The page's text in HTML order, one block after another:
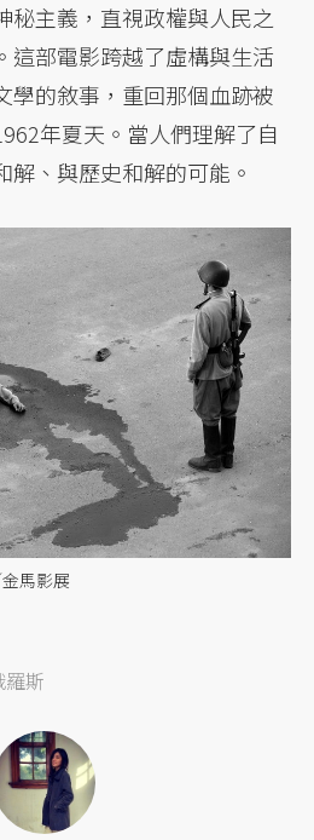
秘主義，直視政權與人民之
這部電影跨越了虛構與生活
學的敘事，重回那個血跡被
年夏天。當人們理解了自
解、與歷史和解的可能。
馬影展
羅斯